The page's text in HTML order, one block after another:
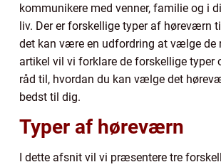
kommunikere med venner, familie og i
liv. Der er forskellige typer af høreværn
det kan være en udfordring at vælge de
artikel vil vi forklare de forskellige typer
råd til, hvordan du kan vælge det
bedst til dig.
Typer af høreværn
I dette afsnit vil vi præsentere tre